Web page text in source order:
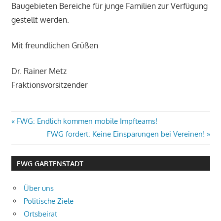
Baugebieten Bereiche für junge Familien zur Verfügung
gestellt werden.
Mit freundlichen Grüßen
Dr. Rainer Metz
Fraktionsvorsitzender
Beitragsnavigation
Vorheriger
FWG: Endlich kommen mobile Impfteams!
Nächster
Beitrag:
FWG fordert: Keine Einsparungen bei Vereinen!
FWG GARTENSTADT
Über uns
Politische Ziele
Ortsbeirat